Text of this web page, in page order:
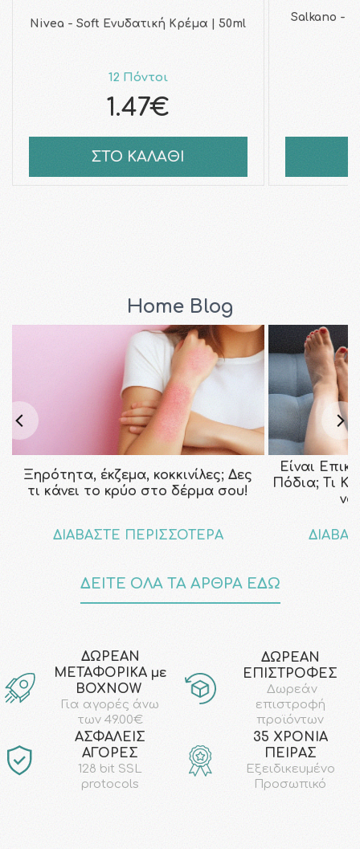
Nivea - Soft Ενυδατική Κρέμα | 50ml
12 Πόντοι
1.47€
ΣΤΟ ΚΑΛΑΘΙ
Salkano -
Home Blog
Ξηρότητα, έκζεμα, κοκκινίλες; Δες
τι κάνει το κρύο στο δέρμα σου!
ΔΙΑΒΑΣΤΕ ΠΕΡΙΣΣΟΤΕΡΑ
Είναι
Πόδια; Τι
να
ΔΕΙΤΕ ΟΛΑ ΤΑ ΑΡΘΡΑ ΕΔΩ
ΔΩΡΕΑΝ
ΜΕΤΑΦΟΡΙΚΑ με
ΒΟΧΝΟW
Για αγορές άνω
των 49.00€
ΔΩΡΕΑΝ
ΕΠΙΣΤΡΟΦΕΣ
Δωρεάν
επιστροφή
προϊόντων
AΣΦΑΛΕΙΣ
ΑΓΟΡΕΣ
128 bit SSL
protocols
35 ΧΡΟΝΙΑ
ΠΕΙΡΑΣ
Εξειδικευμένο
Προσωπικό